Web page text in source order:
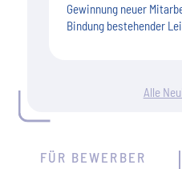
Gewinnung neuer
Bindung bestehender
Alle
FÜR BEWERBER